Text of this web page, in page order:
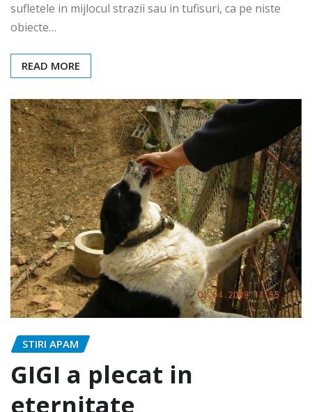
sufletele in mijlocul strazii sau in tufisuri, ca pe niste
obiecte…
READ MORE
STIRI APAM
GIGI a plecat in
eternitate